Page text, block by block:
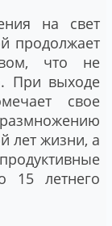
на свет
продолжает
что не
При выходе
свое
лет жизни, а
15 летнего